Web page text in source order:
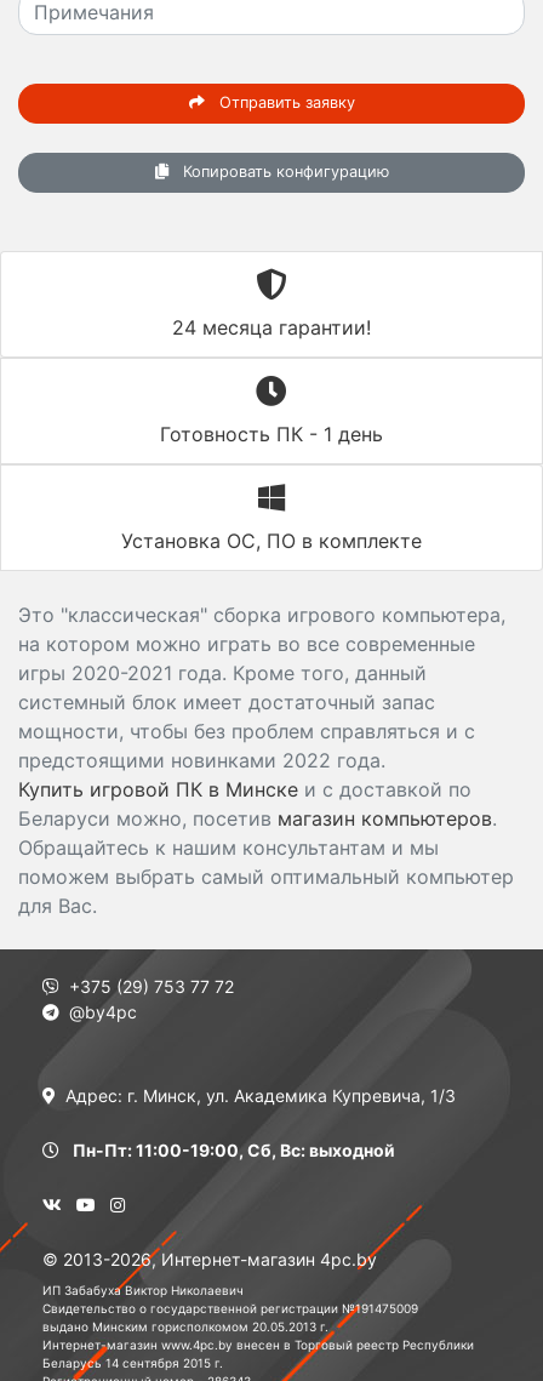
Отправить заявку
Копировать конфигурацию
24 месяца гарантии!
Готовность ПК - 1 день
Установка ОС, ПО в комплекте
Это "классическая" сборка игрового компьютера,
на котором можно играть во все современные
игры 2020-2021 года. Кроме того, данный
системный блок имеет достаточный запас
мощности, чтобы без проблем справляться и с
предстоящими новинками 2022 года.
Купить игровой ПК в Минске и с доставкой по
Беларуси можно, посетив магазин компьютеров.
Обращайтесь к нашим консультантам и мы
поможем выбрать самый оптимальный компьютер
для Вас.
+375 (29) 753 77 72
@by4pc
Адрес: г. Минск, ул. Академика Купревича, 1/3
Пн-Пт: 11:00-19:00, Сб, Вс: выходной
© 2013-2026, Интернет-магазин 4pc.by
ИП Забабуха Виктор Николаевич
Свидетельство о государственной регистрации №191475009
выдано Минским горисполкомом 20.05.2013 г.
Интернет-магазин www.4pc.by внесен в Торговый реестр Республики
Беларусь 14 сентября 2015 г.